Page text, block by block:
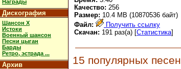
Награды
Дискография
Шансон X
Истоки
Военный шансон
Песни цыган
Барды
Ретро, эстрада ...
Архив
Качество: 256
Размер: 10.4 MB (10870536 байт)
Файл:
Получить ссылку
Скачан: 191 раз(а) [Статистика]
15 популярных песен